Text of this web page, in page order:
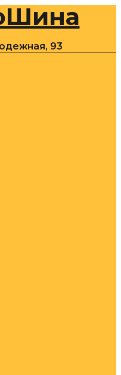
93